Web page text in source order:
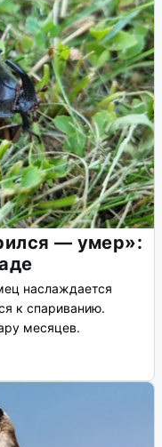
— умер»:
наслаждается
к спариванию.
месяцев.